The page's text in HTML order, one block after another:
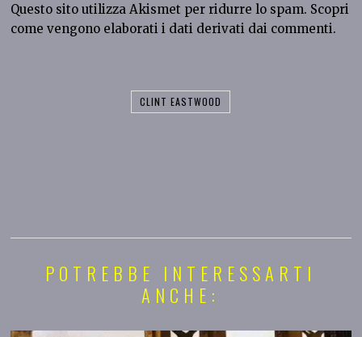
Questo sito utilizza Akismet per ridurre lo spam. Scopri
come vengono elaborati i dati derivati dai commenti.
CLINT EASTWOOD
POTREBBE INTERESSARTI
ANCHE: